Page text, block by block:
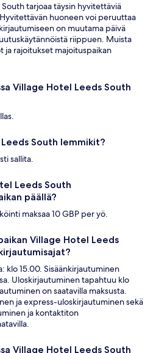
tarjoaa täysin hyvitettäviä
huoneen voi peruuttaa
on muutama päivä
riippuen. Muista
ja rajoitukset majoituspaikan
Village Hotel Leeds South
South lemmikit?
sallita.
Leeds South
päällä?
maksaa 10 GBP per yö.
Village Hotel Leeds
klo 15.00. Sisäänkirjautuminen
Uloskirjautuminen tapahtuu klo
on saatavilla maksusta.
ja express-uloskirjautuminen sekä
ja kontaktiton
Village Hotel Leeds South